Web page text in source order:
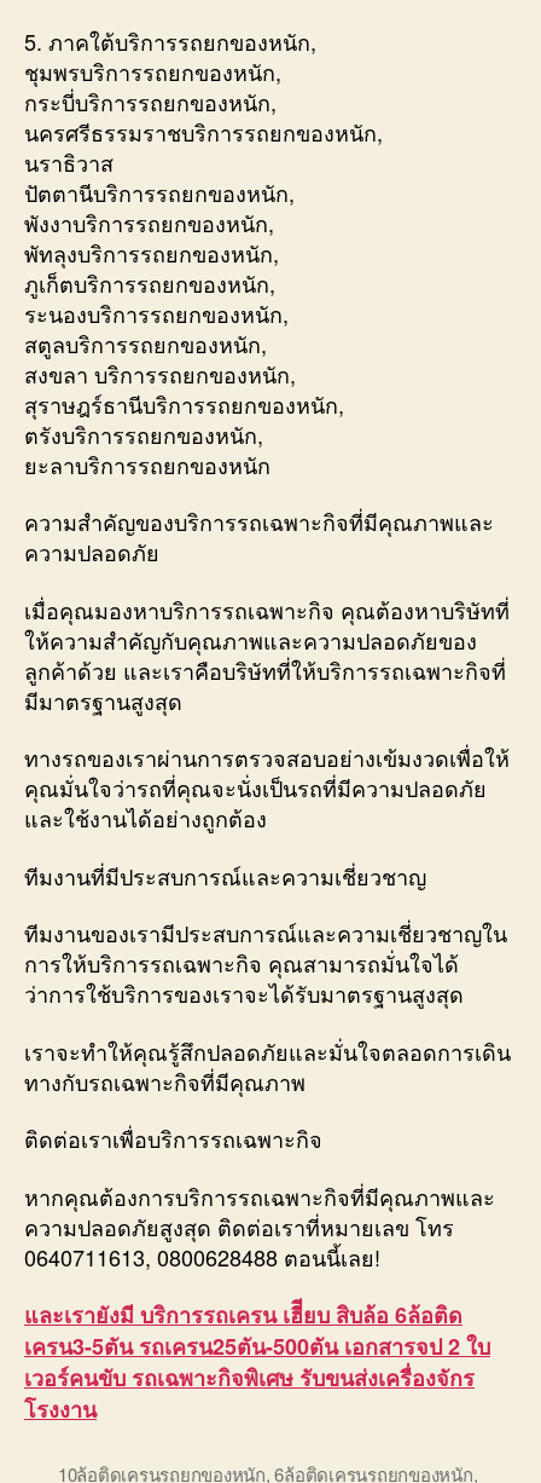
5. ภาคใต้บริการรถยกของหนัก,
ชุมพรบริการรถยกของหนัก,
กระบี่บริการรถยกของหนัก,
นครศรีธรรมราชบริการรถยกของหนัก,
นราธิวาส
ปัตตานีบริการรถยกของหนัก,
พังงาบริการรถยกของหนัก,
พัทลุงบริการรถยกของหนัก,
ภูเก็ตบริการรถยกของหนัก,
ระนองบริการรถยกของหนัก,
สตูลบริการรถยกของหนัก,
สงขลา บริการรถยกของหนัก,
สุราษฎร์ธานีบริการรถยกของหนัก,
ตรังบริการรถยกของหนัก,
ยะลาบริการรถยกของหนัก
ความสำคัญของบริการรถเฉพาะกิจที่มีคุณภาพและ
ความปลอดภัย
เมื่อคุณมองหาบริการรถเฉพาะกิจ คุณต้องหาบริษัทที่
ให้ความสำคัญกับคุณภาพและความปลอดภัยของ
ลูกค้าด้วย และเราคือบริษัทที่ให้บริการรถเฉพาะกิจที่
มีมาตรฐานสูงสุด
ทางรถของเราผ่านการตรวจสอบอย่างเข้มงวดเพื่อให้
คุณมั่นใจว่ารถที่คุณจะนั่งเป็นรถที่มีความปลอดภัย
และใช้งานได้อย่างถูกต้อง
ทีมงานที่มีประสบการณ์และความเชี่ยวชาญ
ทีมงานของเรามีประสบการณ์และความเชี่ยวชาญใน
การให้บริการรถเฉพาะกิจ คุณสามารถมั่นใจได้
ว่าการใช้บริการของเราจะได้รับมาตรฐานสูงสุด
เราจะทำให้คุณรู้สึกปลอดภัยและมั่นใจตลอดการเดิน
ทางกับรถเฉพาะกิจที่มีคุณภาพ
ติดต่อเราเพื่อบริการรถเฉพาะกิจ
หากคุณต้องการบริการรถเฉพาะกิจที่มีคุณภาพและ
ความปลอดภัยสูงสุด ติดต่อเราที่หมายเลข โทร
0640711613, 0800628488 ตอนนี้เลย!
และเรายังมี บริการรถเครน เฮีียบ สิบล้อ 6ล้อติด
เครน3-5ตัน รถเครน25ตัน-500ตัน เอกสารจป 2 ใบ
เวอร์คนขับ รถเฉพาะกิจพิเศษ รับขนส่งเครื่องจักร
โรงงาน
10ล้อติดเครนรถยกของหนัก,6ล้อติดเครนรถยกของหนัก,